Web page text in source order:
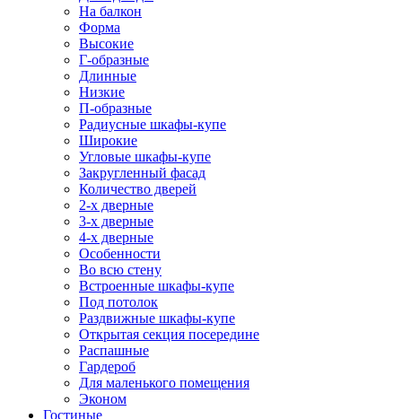
На балкон
Форма
Высокие
Г-образные
Длинные
Низкие
П-образные
Радиусные шкафы-купе
Широкие
Угловые шкафы-купе
Закругленный фасад
Количество дверей
2-х дверные
3-х дверные
4-х дверные
Особенности
Во всю стену
Встроенные шкафы-купе
Под потолок
Раздвижные шкафы-купе
Открытая секция посередине
Распашные
Гардероб
Для маленького помещения
Эконом
Гостиные